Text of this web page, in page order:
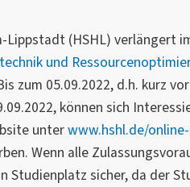
Lippstadt (HSHL) verlängert
und
zum 05.09.2022, d.h. kurz vor
können sich
unterwww.hshl.de/
Wenn alle
Studienplatz sicher, da der